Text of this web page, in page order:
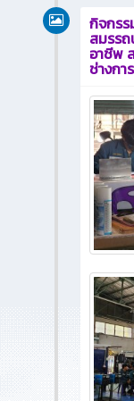
กิจกรร
สมรร
อาชีพ
ช่างกา